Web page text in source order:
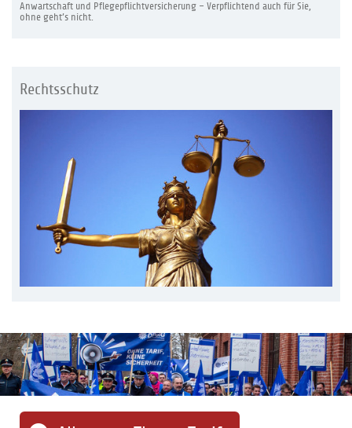
Anwartschaft und Pflegepflichtversicherung – Verpflichtend auch für Sie,
ohne geht’s nicht.
Rechtsschutz